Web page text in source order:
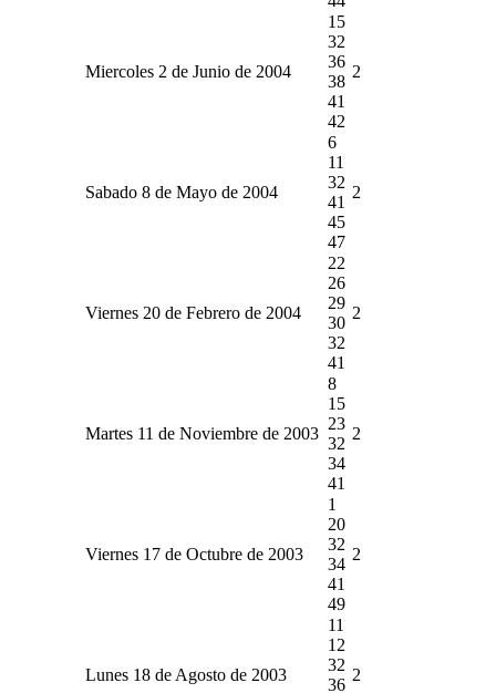
Miercoles 2 de Junio de 2004
15
32
36
38
41
42
2
Sabado 8 de Mayo de 2004
6
11
32
41
45
47
2
Viernes 20 de Febrero de 2004
22
26
29
30
32
41
2
Martes 11 de Noviembre de 2003
8
15
23
32
34
41
2
Viernes 17 de Octubre de 2003
1
20
32
34
41
49
2
Lunes 18 de Agosto de 2003
11
12
32
36
2